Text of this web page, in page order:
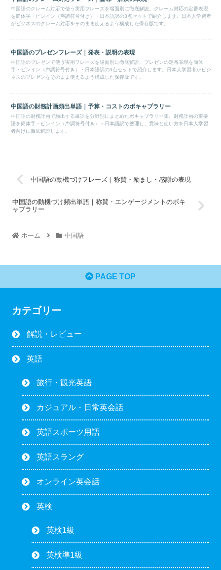
中国語のクレーム対応で使う実用フレーズを場面別に徹底解説。クレーム対応の定番表現
を簡体字・ピンイン（声調符号付き）・日本語訳の3点セットで紹介します。日本人学習者
がビジネスのクレーム対応をそのまま使えるよう構成した保存版です。
中国語のプレゼンフレーズ｜発表・説明の表現
中国語のプレゼンで使う実用フレーズを場面別に徹底解説。プレゼンの定番表現を簡体
字・ピンイン（声調符号付き）・日本語訳の3点セットで紹介します。日本人学習者がビジ
ネスのプレゼンをそのまま使えるよう構成した保存版です。
中国語の財務計画頻出単語｜予算・コストのボキャブラリー
中国語の財務計画で頻出する単語を分野別にまとめたボキャブラリー集。財務計画の重要
語を簡体字・ピンイン（声調符号付き）・日本語訳で整理し、意味と使い方を日本人学習
者向けに徹底解説します。
中国語の動機づけフレーズ｜称賛・励まし・感謝の表現
中国語の動機づけ頻出単語｜称賛・エンゲージメントのボキ
ャブラリー
ホーム 中国語
PAGE TOP
カテゴリー
解説・レビュー
英語
旅行・観光英語
カジュアル・日常英会話
英語スポーツ用語
英語スラング
オンライン英会話
英検
英検1級
英検準1級